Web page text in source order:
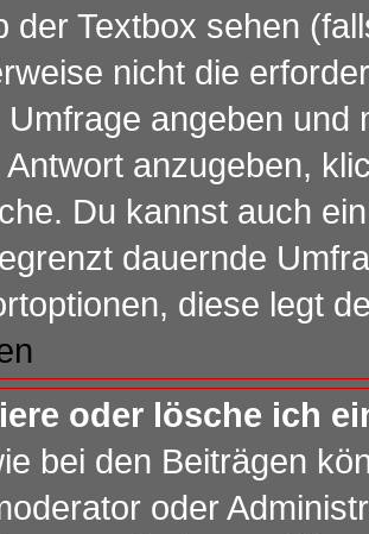
der Textbox sehen
nicht die
angeben und
Antwort anzugeben,
Du kannst auch
dauernde
diese legt
oder lösche ich
bei den Beiträgen
oder